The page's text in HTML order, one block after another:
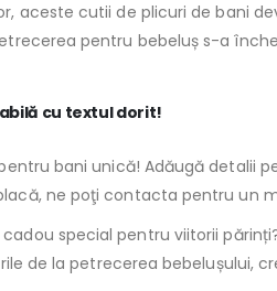
aceste cutii de plicuri de bani
pentru bebeluș s-a
cu textul dorit!
bani unică! Adăugă detalii
ne poţi contacta pentru un
special pentru viitorii
de la petrecerea bebelușului,